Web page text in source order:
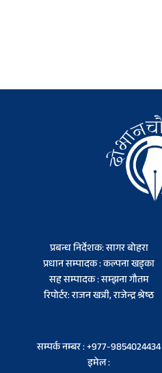
प्रबन्ध निर्देशक: सागर बोहरा
प्रधान सम्पादक : कल्पना खड्का
सह सम्पादक : सम्झना गौतम
रिपोर्टर: राजन खत्री, राजेन्द्र श्रेष्ठ
सम्पर्क नम्बर : +977-9854024434
इमेल :